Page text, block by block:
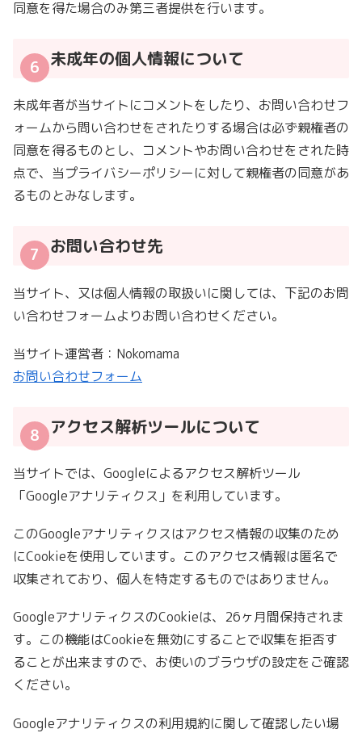
同意を得た場合のみ第三者提供を行います。
未成年の個人情報について
未成年者が当サイトにコメントをしたり、お問い合わせフ
ォームから問い合わせをされたりする場合は必ず親権者の
同意を得るものとし、コメントやお問い合わせをされた時
点で、当プライバシーポリシーに対して親権者の同意があ
るものとみなします。
お問い合わせ先
当サイト、又は個人情報の取扱いに関しては、下記のお問
い合わせフォームよりお問い合わせください。
当サイト運営者：Nokomama
お問い合わせフォーム
アクセス解析ツールについて
当サイトでは、Googleによるアクセス解析ツール
「Googleアナリティクス」を利用しています。
このGoogleアナリティクスはアクセス情報の収集のため
にCookieを使用しています。このアクセス情報は匿名で
収集されており、個人を特定するものではありません。
GoogleアナリティクスのCookieは、26ヶ月間保持されま
す。この機能はCookieを無効にすることで収集を拒否す
ることが出来ますので、お使いのブラウザの設定をご確認
ください。
Googleアナリティクスの利用規約に関して確認したい場